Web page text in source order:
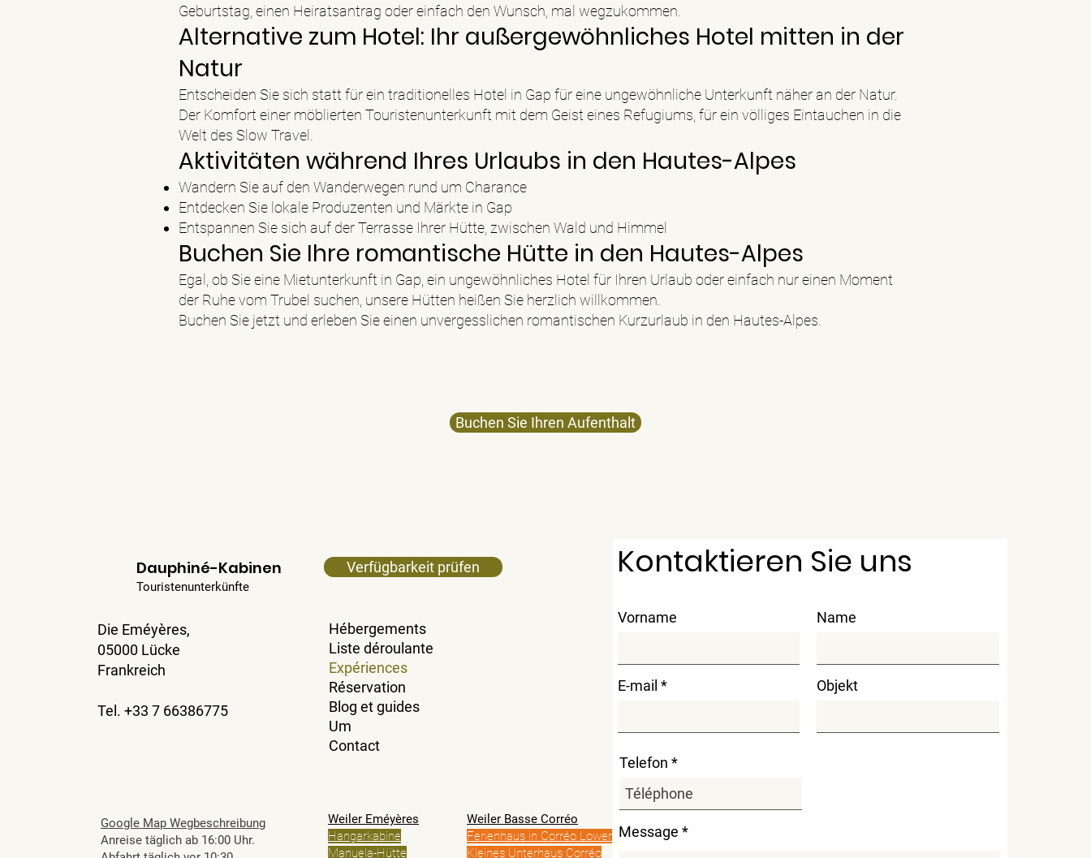
Geburtstag, einen Heiratsantrag oder einfach den Wunsch, mal wegzukommen.
Alternative zum Hotel: Ihr außergewöhnliches Hotel mitten in der
Natur
Entscheiden Sie sich statt für ein traditionelles Hotel in Gap für eine ungewöhnliche Unterkunft näher an der Natur.
Der Komfort einer möblierten Touristenunterkunft mit dem Geist eines Refugiums, für ein völliges Eintauchen in die
Welt des Slow Travel.
Aktivitäten während Ihres Urlaubs in den Hautes-Alpes
Wandern Sie auf den Wanderwegen rund um Charance
Entdecken Sie lokale Produzenten und Märkte in Gap
Entspannen Sie sich auf der Terrasse Ihrer Hütte, zwischen Wald und Himmel
Buchen Sie Ihre romantische Hütte in den Hautes-Alpes
Egal, ob Sie eine Mietunterkunft in Gap, ein ungewöhnliches Hotel für Ihren Urlaub oder einfach nur einen Moment
der Ruhe vom Trubel suchen, unsere Hütten heißen Sie herzlich willkommen.
Buchen Sie jetzt und erleben Sie einen unvergesslichen romantischen Kurzurlaub in den Hautes-Alpes.
Buchen Sie Ihren Aufenthalt
Dauphiné-Kabinen
Touristenunterkünfte
Verfügbarkeit prüfen
Die Eméyères,
05000 Lücke
Frankreich
Tel. +33 7 66386775
Hébergements
Liste déroulante
Expériences
Réservation
Blog et guides
Um
Contact
Google Map Wegbeschreibung
Anreise täglich ab 16:00 Uhr.
Weiler Eméyères
Hangarkabine
Manuela-Hütte
Weiler Basse Corréo
Ferienhaus in Corréo Lower
Kleines Unterhaus Corréo
Kontaktieren Sie uns
Vorname Name
E-mail Objekt
Telefon
Message